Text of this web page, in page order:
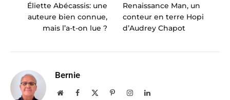
Éliette Abécassis: une
auteure bien connue,
mais l’a-t-on lue ?
Renaissance Man, un
conteur en terre Hopi
d’Audrey Chapot
Bernie
WebsiteFacebook PinterestInstagramLinkedIn